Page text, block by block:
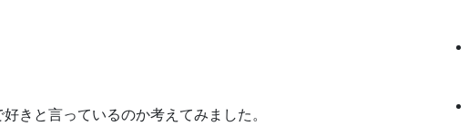
きと言っているのか考えてみました。